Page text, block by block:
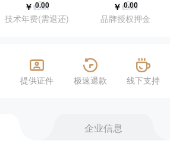
￥
技术年费(需退还)
￥
品牌授权押金
提供证件 极速退款 线下支持
企业信息